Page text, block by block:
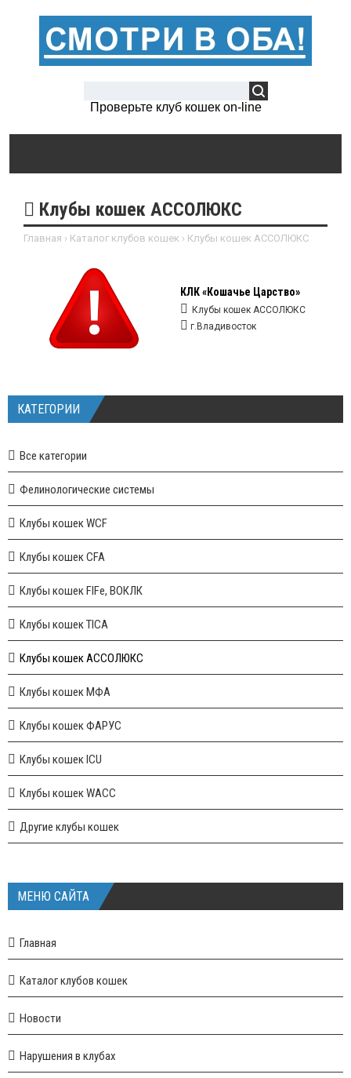
Проверьте клуб кошек on-line
Клубы кошек АССОЛЮКС
Главная › Каталог клубов кошек › Клубы кошек АССОЛЮКС
КЛК «Кошачье Царство»
Клубы кошек АССОЛЮКС
г.Владивосток
КАТЕГОРИИ
Все категории
Фелинологические системы
Клубы кошек WCF
Клубы кошек CFA
Клубы кошек FIFe, ВОКЛК
Клубы кошек TICA
Клубы кошек АССОЛЮКС
Клубы кошек МФА
Клубы кошек ФАРУС
Клубы кошек ICU
Клубы кошек WACC
Другие клубы кошек
МЕНЮ САЙТА
Главная
Каталог клубов кошек
Новости
Нарушения в клубах